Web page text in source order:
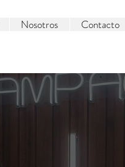
Nosotros Contacto